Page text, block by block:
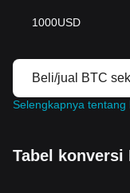
1000USD
Beli/jual BTC
Selengkapnya tentang
Tabel konversi